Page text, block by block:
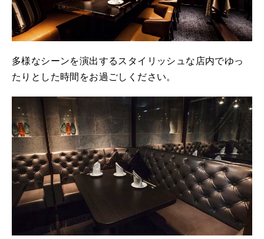
多様なシーンを演出するスタイリッシュな店内でゆっ
たりとした時間をお過ごしください。